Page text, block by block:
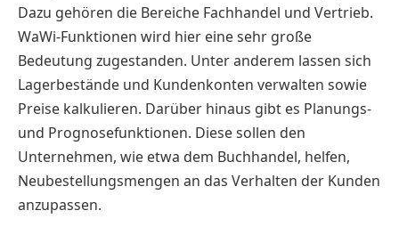
Dazu gehören die Bereiche Fachhandel und Vertrieb.
WaWi-Funktionen wird hier eine sehr große
Bedeutung zugestanden. Unter anderem lassen sich
Lagerbestände und Kundenkonten verwalten sowie
Preise kalkulieren. Darüber hinaus gibt es Planungs-
und Prognosefunktionen. Diese sollen den
Unternehmen, wie etwa dem Buchhandel, helfen,
Neubestellungsmengen an das Verhalten der Kunden
anzupassen.